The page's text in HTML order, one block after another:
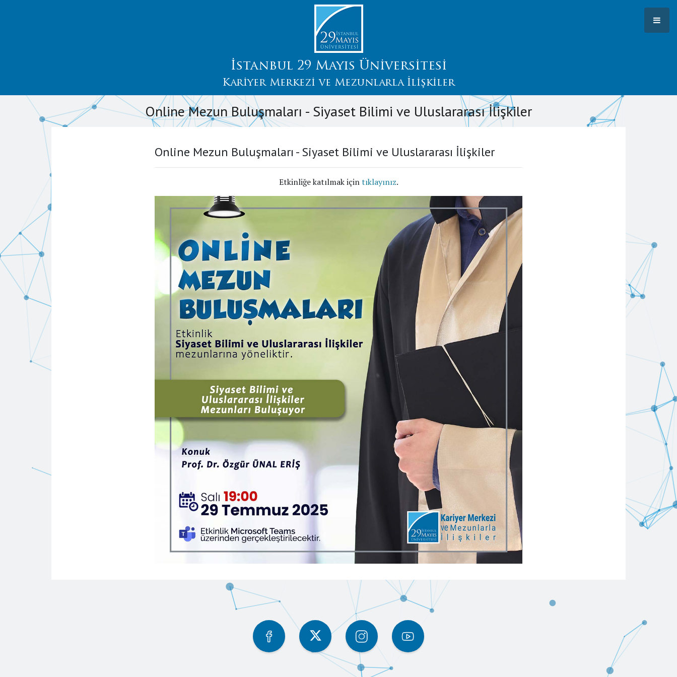
İstanbul 29 Mayıs Üniversitesi
Kariyer Merkezi ve Mezunlarla İlişkiler
Online Mezun Buluşmaları - Siyaset Bilimi ve Uluslararası İlişkiler
Online Mezun Buluşmaları - Siyaset Bilimi ve Uluslararası İlişkiler
Etkinliğe katılmak içintıklayınız.